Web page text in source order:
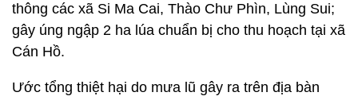
thông các xã Si Ma Cai, Thào Chư Phìn, Lùng Sui;
gây úng ngập 2 ha lúa chuẩn bị cho thu hoạch tại xã
Cán Hồ.
Ước tổng thiệt hại do mưa lũ gây ra trên địa bàn